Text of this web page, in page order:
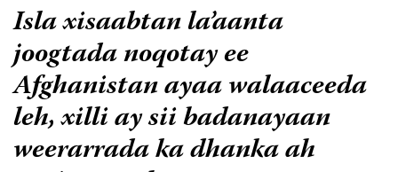
Isla xisaabtan la’aanta
joogtada noqotay ee
Afghanistan ayaa walaaceeda
leh, xilli ay sii badanayaan
weerarrada ka dhanka ah